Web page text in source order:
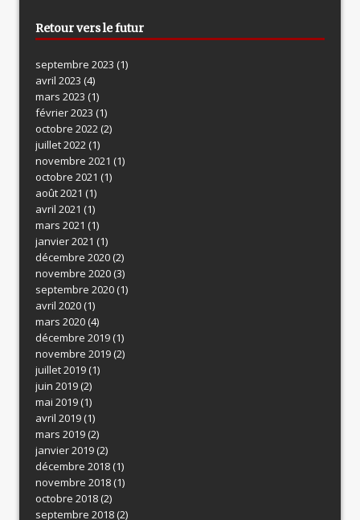
Retour vers le futur
septembre 2023 (1)
avril 2023 (4)
mars 2023 (1)
février 2023 (1)
octobre 2022(2)
juillet 2022(1)
novembre 2021 (1)
octobre 2021 (1)
août 2021 (1)
avril 2021 (1)
mars 2021 (1)
janvier 2021 (1)
décembre 2020(2)
novembre 2020(3)
septembre 2020(1)
avril 2020(1)
mars 2020(4)
décembre 2019(1)
novembre 2019(2)
juillet 2019(1)
juin 2019(2)
mai 2019(1)
avril 2019(1)
mars 2019(2)
janvier 2019(2)
décembre 2018(1)
novembre 2018(1)
octobre 2018(2)
septembre 2018(2)